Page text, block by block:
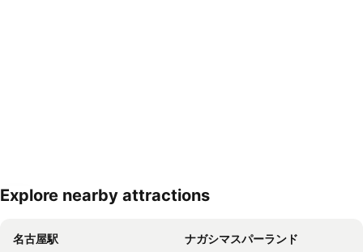
地図を拡大
Explore nearby attractions
名古屋駅
ナガシマスパーランド